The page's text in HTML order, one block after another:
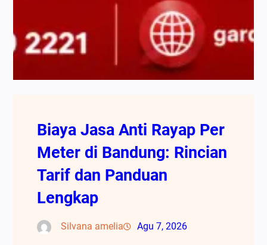
Biaya Jasa Anti Rayap Per
Meter di Bandung: Rincian
Tarif dan Panduan
Lengkap
Silvana amelia Agu 7, 2026